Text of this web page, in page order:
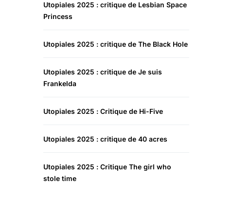
Utopiales 2025 : critique de Lesbian Space
Princess
Utopiales 2025 : critique de The Black Hole
Utopiales 2025 : critique de Je suis
Frankelda
Utopiales 2025 : Critique de Hi-Five
Utopiales 2025 : critique de 40 acres
Utopiales 2025 : Critique The girl who
stole time